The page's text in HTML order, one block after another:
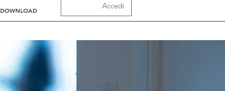
DOWNLOAD
Accedi